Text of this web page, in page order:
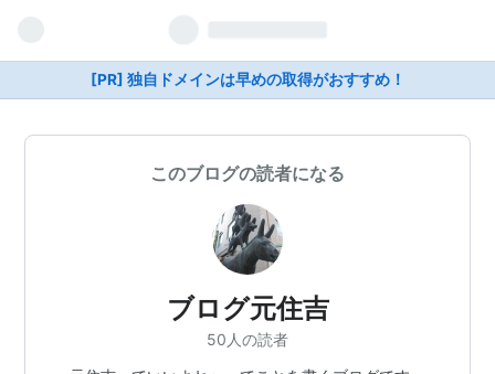
[PR] 独自ドメインは早めの取得がおすすめ！
このブログの読者になる
ブログ元住吉
50人の読者